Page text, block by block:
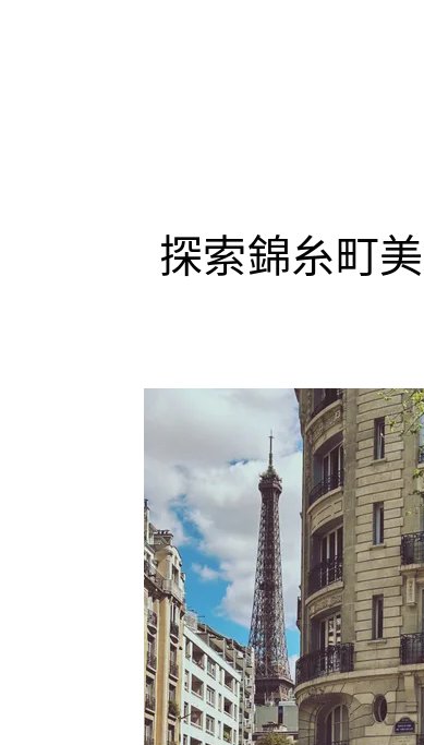
探索錦糸町